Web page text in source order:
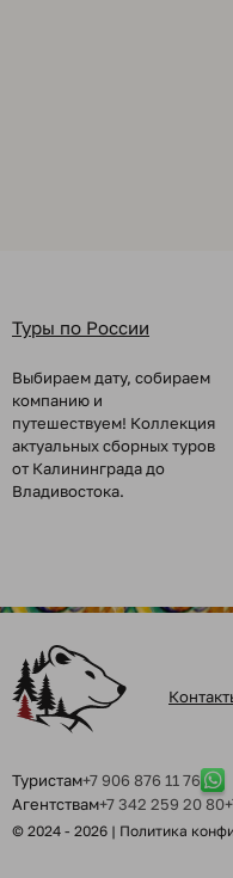
Туры по России
Выбираем дату, собираем
компанию и
путешествуем! Коллекция
актуальных сборных туров
от Калининграда до
Владивостока.
Туристам+7 906 876 11 76
Агентствам+7 342 259 20 80
© 2024 - 2026 | Политика